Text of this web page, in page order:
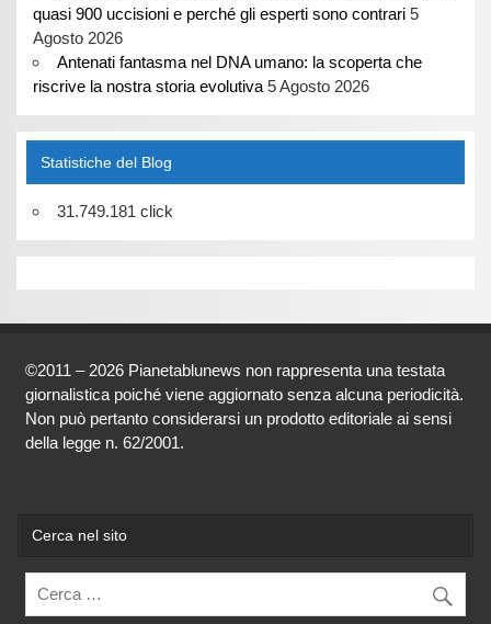
quasi 900 uccisioni e perché gli esperti sono contrari 5
Agosto 2026
Antenati fantasma nel DNA umano: la scoperta che
riscrive la nostra storia evolutiva 5 Agosto 2026
Statistiche del Blog
31.749.181 click
©2011 – 2026 Pianetablunews non rappresenta una testata
giornalistica poiché viene aggiornato senza alcuna periodicità.
Non può pertanto considerarsi un prodotto editoriale ai sensi
della legge n. 62/2001.
Cerca nel sito